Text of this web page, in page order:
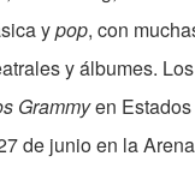
ypop, con
y álbumes. Los
Grammyen Estados
de junio en la